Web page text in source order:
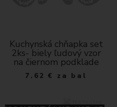
Kuchynská chňapka set
2ks- biely ľudový vzor
na čiernom podklade
7.62 € za bal